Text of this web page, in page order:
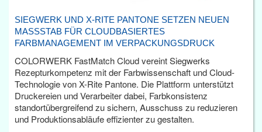
SIEGWERK UND X-RITE PANTONE SETZEN NEUEN
MASSSTAB FÜR CLOUDBASIERTES F
ARBMANAGEMENT IM VERPACKUNGSDRUCK
COLORWERK FastMatch Cloud vereint Siegwerks
Rezepturkompetenz mit der Farbwissenschaft und Cloud-
Technologie von X-Rite Pantone. Die Plattform unterstützt
Druckereien und Verarbeiter dabei, Farbkonsistenz
standortübergreifend zu sichern, Ausschuss zu reduzieren
und Produktionsabläufe effizienter zu gestalten.